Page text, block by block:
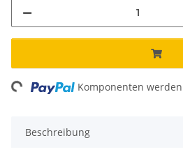
Komponenten
Beschreibung